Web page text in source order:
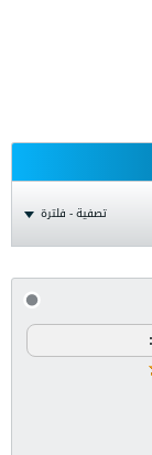
تصفية - فلترة